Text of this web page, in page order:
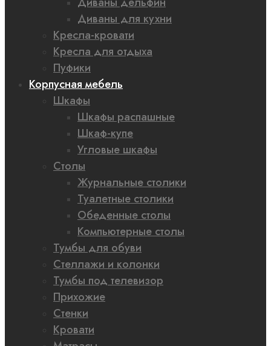
Диваны для кухни
Кресла-кровати
Кресла для отдыха
Пуфики
Корпусная мебель
Шкафы
Шкафы распашные
Шкаф-купе
Угловые шкафы
Столы
Журнальные столики
Туалетные столики
Обеденные столы
Компьютерные столы
Тумбы для обуви
Стеллажи и колонки
Тумбы под телевизор
Прихожие
Стенки
Кровати